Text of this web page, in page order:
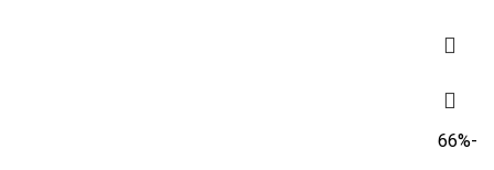
-66%